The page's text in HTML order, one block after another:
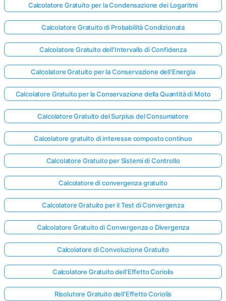
Calcolatore Gratuito per la Condensazione dei Logaritmi
Calcolatore Gratuito di Probabilità Condizionata
Calcolatore Gratuito dell'Intervallo di Confidenza
Calcolatore Gratuito per la Conservazione dell'Energia
Calcolatore Gratuito per la Conservazione della Quantità di Moto
Calcolatore Gratuito del Surplus del Consumatore
Calcolatore gratuito di interesse composto continuo
Calcolatore Gratuito per Sistemi di Controllo
Calcolatore di convergenza gratuito
Calcolatore Gratuito per il Test di Convergenza
Calcolatore Gratuito di Convergenza o Divergenza
Calcolatore di Convoluzione Gratuito
Calcolatore Gratuito dell'Effetto Coriolis
Risolutore Gratuito dell'Effetto Coriolis